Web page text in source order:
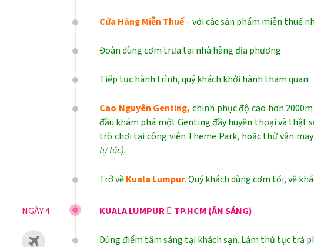
Cửa Hàng Miễn Thuế– với các sản phẩm miễn thuế
Đoàn dùng cơm trưa tại nhà hàng địa phương
Tiếp tục hành trình, quý khách khởi hành tham quan:
Cao Nguyên Genting, chinh phục độ cao hơn
đầu khám phá một Genting đầy huyền thoại và thật
trò chơi tại công viên Theme Park, hoặc thử vận
tự túc).
Trở vềKuala Lumpur.Quý khách dùng cơm tối, về
NGÀY 4 KUALA LUMPUR  TP.HCM (ĂN SÁNG)
Dùng điểm tâm sáng tại khách sạn. Làm thủ tục trả